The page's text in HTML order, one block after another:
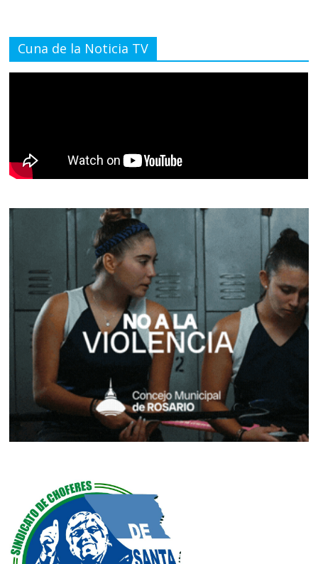
Cuna de la Noticia TV